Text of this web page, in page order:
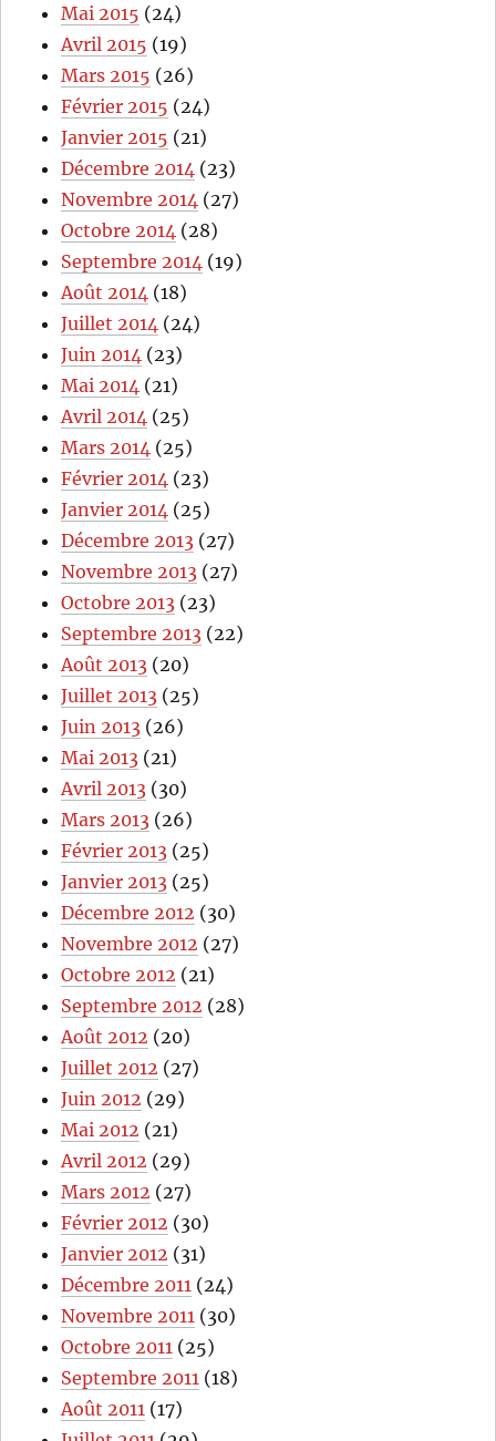
Mai 2015 (24)
Avril 2015 (19)
Mars 2015 (26)
Février 2015 (24)
Janvier 2015 (21)
Décembre 2014 (23)
Novembre 2014 (27)
Octobre 2014 (28)
Septembre 2014 (19)
Août 2014 (18)
Juillet 2014 (24)
Juin 2014 (23)
Mai 2014 (21)
Avril 2014 (25)
Mars 2014 (25)
Février 2014 (23)
Janvier 2014 (25)
Décembre 2013 (27)
Novembre 2013 (27)
Octobre 2013 (23)
Septembre 2013 (22)
Août 2013 (20)
Juillet 2013 (25)
Juin 2013 (26)
Mai 2013 (21)
Avril 2013 (30)
Mars 2013 (26)
Février 2013 (25)
Janvier 2013 (25)
Décembre 2012 (30)
Novembre 2012 (27)
Octobre 2012 (21)
Septembre 2012 (28)
Août 2012 (20)
Juillet 2012 (27)
Juin 2012 (29)
Mai 2012 (21)
Avril 2012 (29)
Mars 2012 (27)
Février 2012 (30)
Janvier 2012 (31)
Décembre 2011 (24)
Novembre 2011 (30)
Octobre 2011 (25)
Septembre 2011 (18)
Août 2011 (17)